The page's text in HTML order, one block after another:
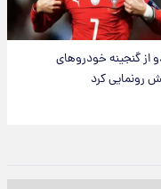
از گنجینه خودروهای
رونمایی کرد